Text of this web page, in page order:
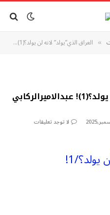
» العراق الذي”يولد” لانه لن يولد؟(1)! عبدالاميرالركابي
لا توجد تعليقات
يولد؟/1!